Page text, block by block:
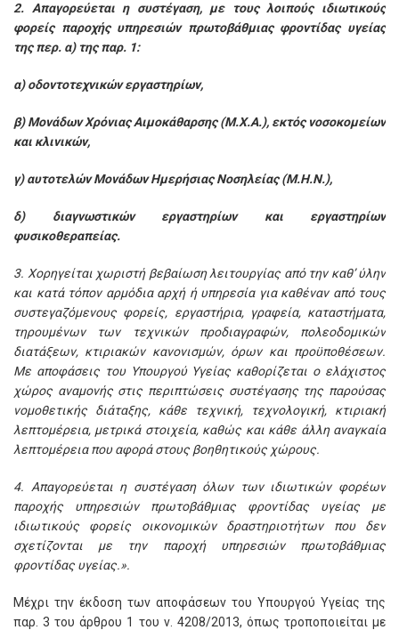
2. Απαγορεύεται η συστέγαση, με τους λοιπούς ιδιωτικούς
φορείς παροχής υπηρεσιών πρωτοβάθμιας φροντίδας υγείας
της περ. α) της παρ. 1:
α) οδοντοτεχνικών εργαστηρίων,
β) Μονάδων Χρόνιας Αιμοκάθαρσης (Μ.Χ.Α.), εκτός νοσοκομείων
και κλινικών,
γ) αυτοτελών Μονάδων Ημερήσιας Νοσηλείας (Μ.Η.Ν.),
δ) διαγνωστικών εργαστηρίων και εργαστηρίων
φυσικοθεραπείας.
3. Χορηγείται χωριστή βεβαίωση λειτουργίας από την καθ’ ύλην
και κατά τόπον αρμόδια αρχή ή υπηρεσία για καθέναν από τους
συστεγαζόμενους φορείς, εργαστήρια, γραφεία, καταστήματα,
τηρουμένων των τεχνικών προδιαγραφών, πολεοδομικών
διατάξεων, κτιριακών κανονισμών, όρων και προϋποθέσεων.
Με αποφάσεις του Υπουργού Υγείας καθορίζεται ο ελάχιστος
χώρος αναμονής στις περιπτώσεις συστέγασης της παρούσας
νομοθετικής διάταξης, κάθε τεχνική, τεχνολογική, κτιριακή
λεπτομέρεια, μετρικά στοιχεία, καθώς και κάθε άλλη αναγκαία
λεπτομέρεια που αφορά στους βοηθητικούς χώρους.
4. Απαγορεύεται η συστέγαση όλων των ιδιωτικών φορέων
παροχής υπηρεσιών πρωτοβάθμιας φροντίδας υγείας με
ιδιωτικούς φορείς οικονομικών δραστηριοτήτων που δεν
σχετίζονται με την παροχή υπηρεσιών πρωτοβάθμιας
φροντίδας υγείας.».
Μέχρι την έκδοση των αποφάσεων του Υπουργού Υγείας της
παρ. 3 του άρθρου 1 του ν. 4208/2013, όπως τροποποιείται με